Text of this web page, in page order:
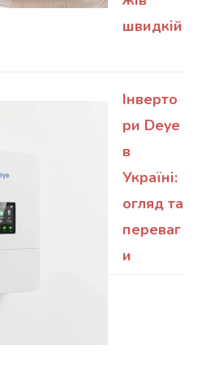
швидкій
Інверто
ри Deye
в
Україні:
огляд та
переваг
и